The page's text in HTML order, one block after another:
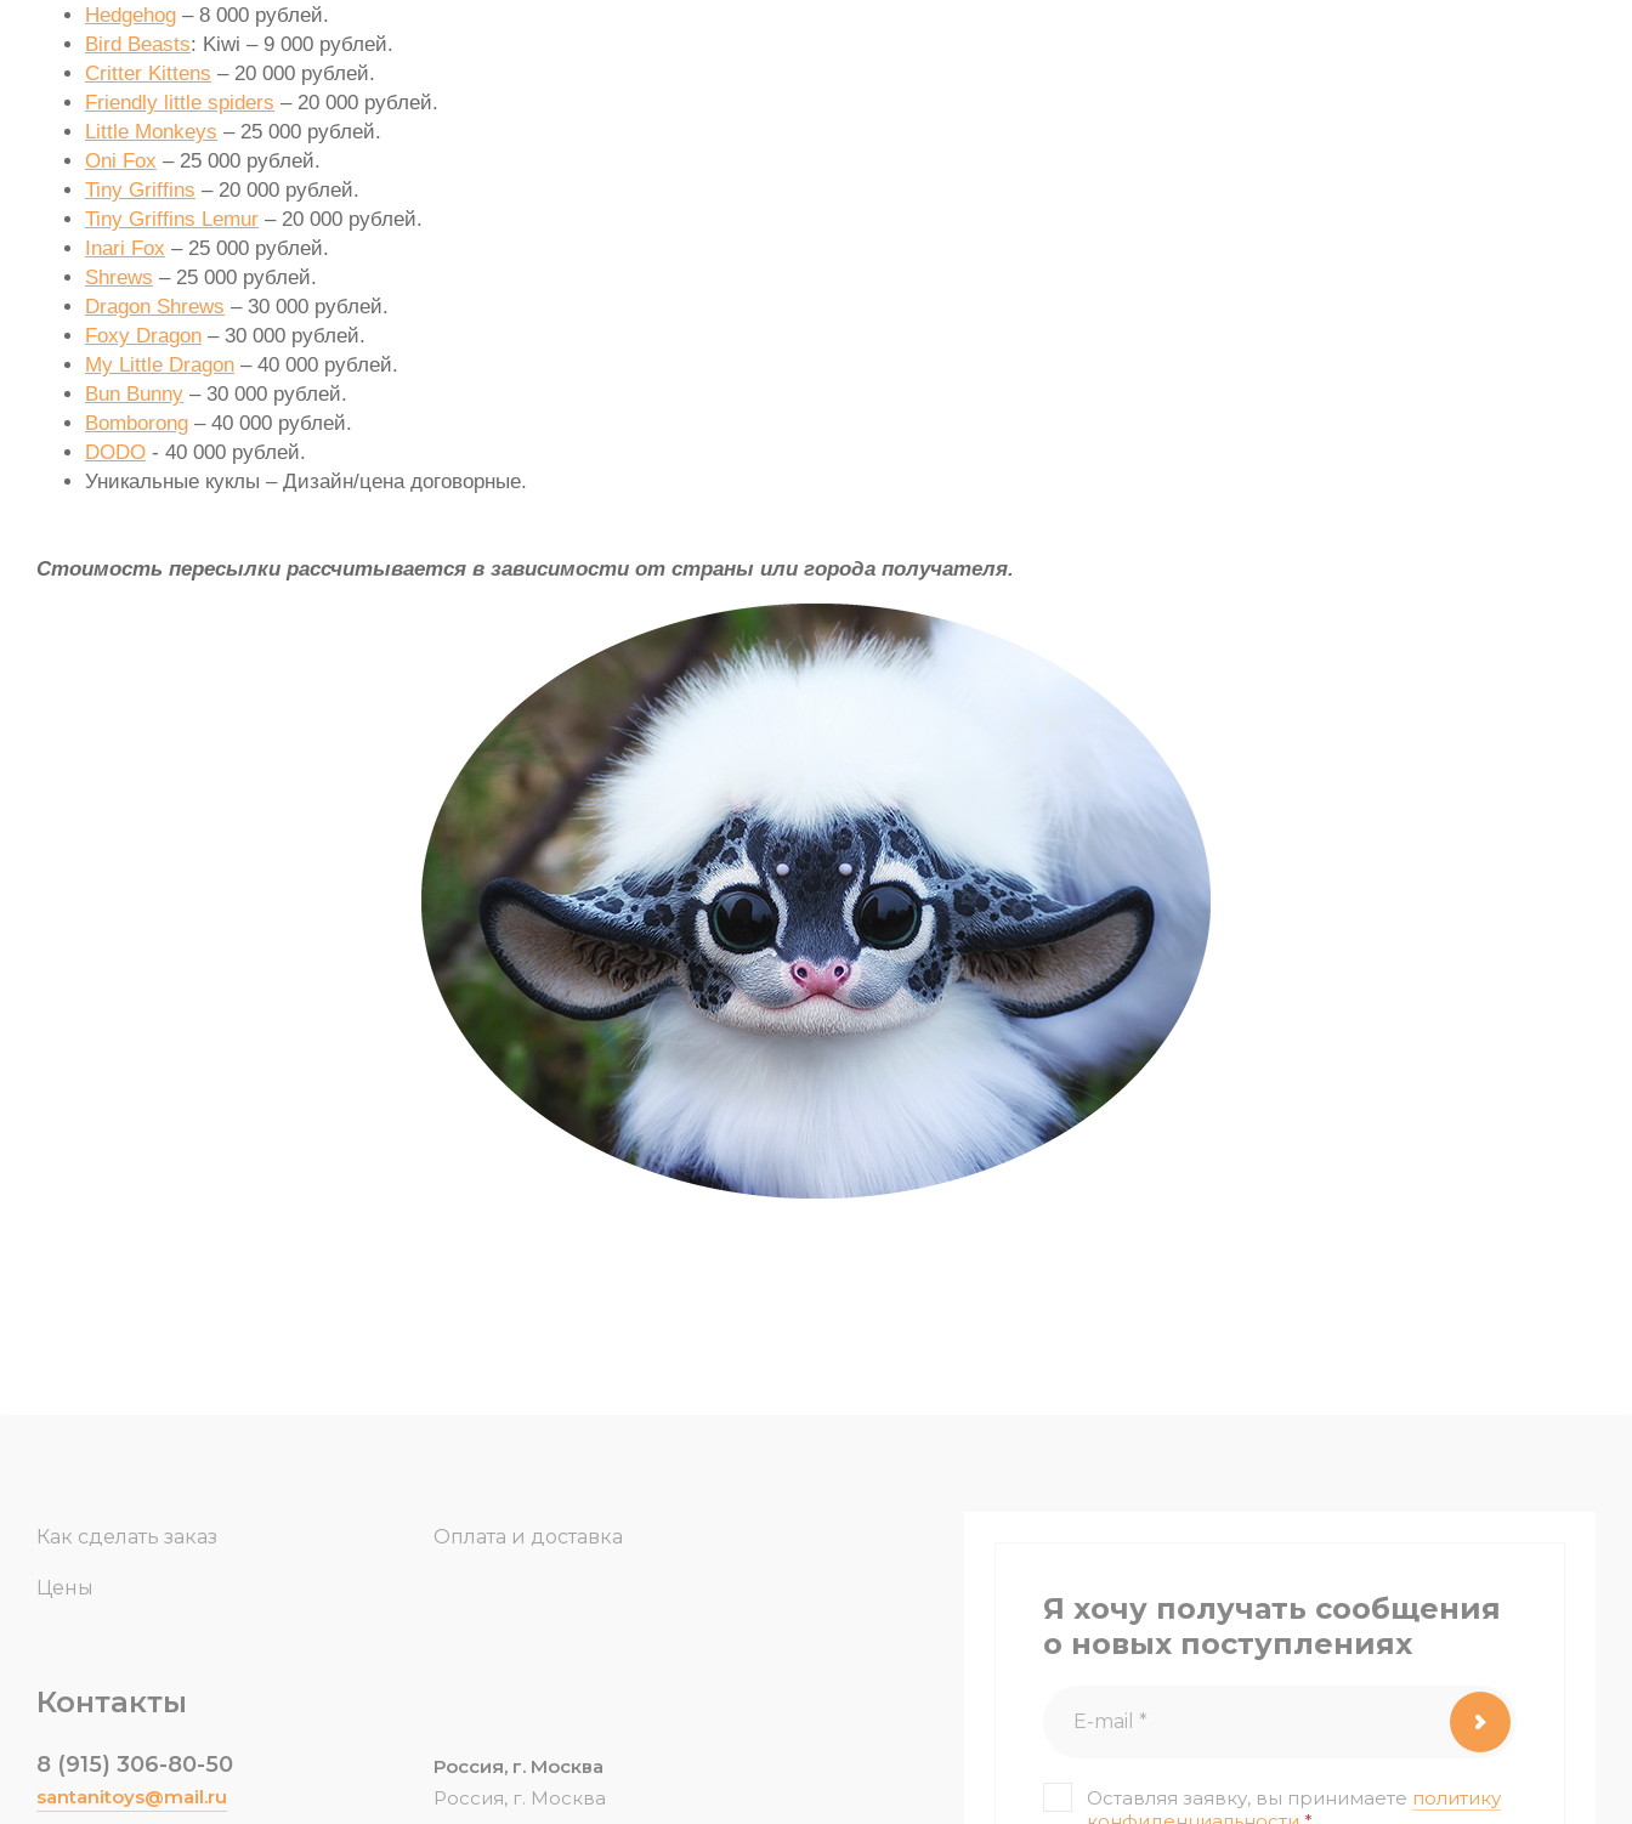
Hedgehog – 8 000 рублей.
Bird Beasts: Kiwi – 9 000 рублей.
Critter Kittens – 20 000 рублей.
Friendly little spiders – 20 000 рублей.
Little Monkeys – 25 000 рублей.
Oni Fox – 25 000 рублей.
Tiny Griffins – 20 000 рублей.
Tiny Griffins Lemur – 20 000 рублей.
Inari Fox – 25 000 рублей.
Shrews – 25 000 рублей.
Dragon Shrews – 30 000 рублей.
Foxy Dragon – 30 000 рублей.
My Little Dragon – 40 000 рублей.
Bun Bunny – 30 000 рублей.
Bomborong – 40 000 рублей.
DODO - 40 000 рублей.
Уникальные куклы – Дизайн/цена договорные.
Стоимость пересылки рассчитывается в зависимости от страны или города получателя.
Как сделать заказ Оплата и доставка
Цены
Контакты
8 (915) 306-80-50
santanitoys@mail.ru
Россия, г. Москва
Россия, г. Москва
Я хочу получать сообщения
о новых поступлениях
Оставляя заявку, вы принимаете политику